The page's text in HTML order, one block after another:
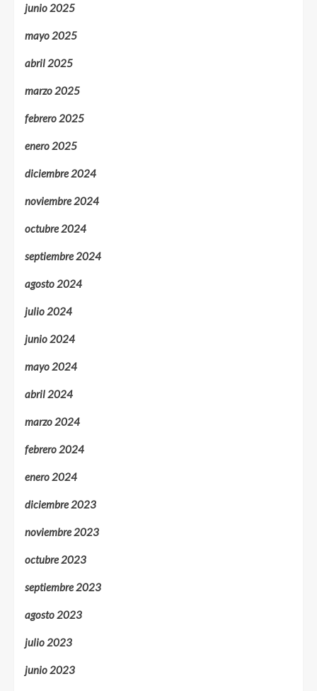
junio 2025
mayo 2025
abril 2025
marzo 2025
febrero 2025
enero 2025
diciembre 2024
noviembre 2024
octubre 2024
septiembre 2024
agosto 2024
julio 2024
junio 2024
mayo 2024
abril 2024
marzo 2024
febrero 2024
enero 2024
diciembre 2023
noviembre 2023
octubre 2023
septiembre 2023
agosto 2023
julio 2023
junio 2023